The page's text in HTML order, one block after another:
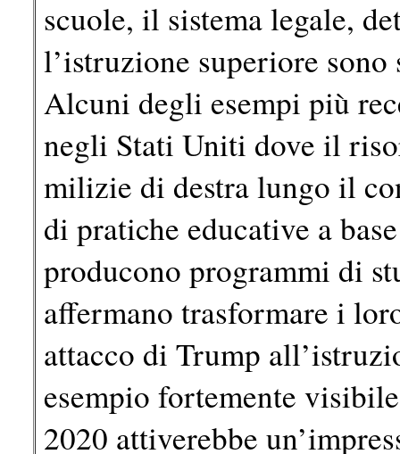
scuole, il sistema legale,
l’istruzione superiore
Alcuni degli esempi più
negli Stati Uniti dove il
milizie di destra lungo il
di pratiche educative a
producono programmi di
affermano trasformare i
attacco di Trump
esempio fortemente
2020 attiverebbe